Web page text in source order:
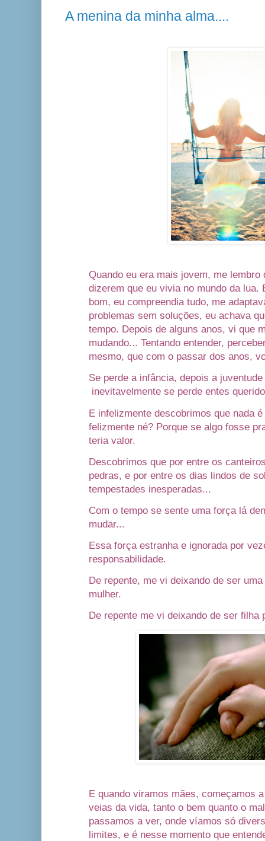
A menina da minha alma....
Quando eu era mais jovem, me lembro
dizerem que eu vivia no mundo da lua.
bom, eu compreendia tudo, me
problemas sem soluções, eu achava
tempo. Depois de alguns anos, vi que
mudando... Tentando entender,
mesmo, que com o passar dos anos,
Se perde a infância, depois a
inevitavelmente se perde entes
E infelizmente descobrimos que nada
felizmente né? Porque se algo fosse
teria valor.
Descobrimos que por entre os
pedras, e por entre os dias lindos de
tempestades inesperadas...
Com o tempo se sente uma força lá
mudar...
Essa força estranha e ignorada por
responsabilidade.
De repente, me vi deixando de ser
mulher.
De repente me vi deixando de ser
E quando viramos mães, começamos
veias da vida, tanto o bem quanto o
passamos a ver, onde víamos só
limites, e é nesse momento que